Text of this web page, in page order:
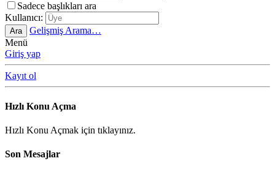
Sadece başlıkları ara
Kullanıcı:
Ara
Gelişmiş Arama…
Menü
Giriş yap
Kayıt ol
Hızlı Konu Açma
Hızlı Konu Açmak için tıklayınız.
Son Mesajlar